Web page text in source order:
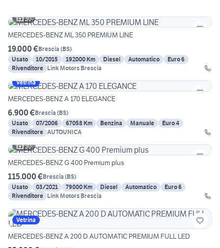
30
MERCEDES-BENZ ML 350 PREMIUM LINE
19.000 €Brescia (BS)
Usato
10/2015 192000 Km Diesel Automatico
Euro 6
Rivenditore Link Motors Brescia
Vetrina
MERCEDES-BENZ A 170 ELEGANCE
6.900 €Brescia (BS)
Usato
07/2006 67058 Km Benzina Manuale
Euro 4
Rivenditore AUTOUNICA
30
MERCEDES-BENZ G 400 Premium plus
115.000 €Brescia (BS)
Usato
03/2021 79000 Km Diesel Automatico
Euro 6
Rivenditore Link Motors Brescia
Vetrina
MERCEDES-BENZ A 200 D AUTOMATIC PREMIUM FULL LED